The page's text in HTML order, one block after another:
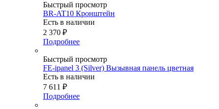
Быстрый просмотр
BR-AT10 Кронштейн
Есть в наличии
2 370 ₽
Подробнее
Быстрый просмотр
FE-ipanel 3 (Silver) Вызывная панель цветная
Есть в наличии
7 611 ₽
Подробнее